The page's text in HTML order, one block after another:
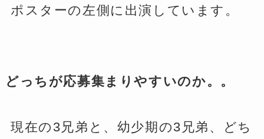
ポスターの左側に出演しています。
どっちが応募集まりやすいのか。。
現在の3兄弟と、幼少期の3兄弟、どち